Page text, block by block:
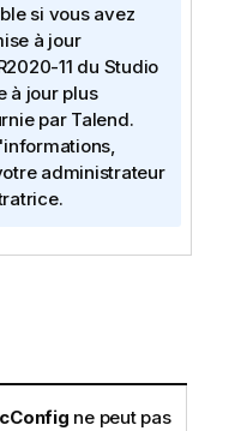
si vous avez
à jour
11 du Studio
à jour plus
par Talend.
administrateur
cConfig ne peut pas